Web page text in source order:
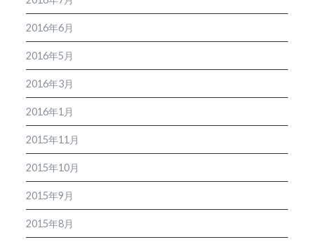
2016年6月
2016年5月
2016年3月
2016年1月
2015年11月
2015年10月
2015年9月
2015年8月